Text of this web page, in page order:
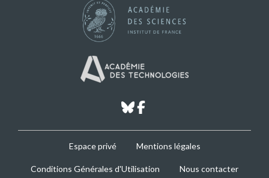
bluesky
Footer
Espace privé Mentions légales
Conditions Générales d'Utilisation Nous contacter